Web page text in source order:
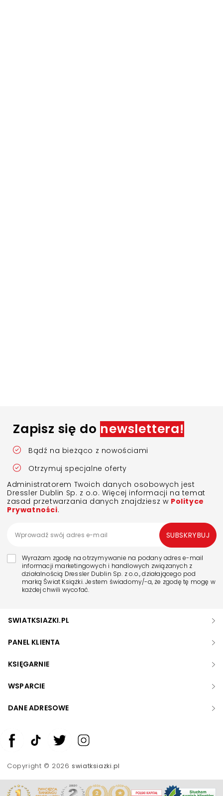
Zapisz się do newslettera!
Bądź na bieżąco z nowościami
Otrzymuj specjalne oferty
Administratorem Twoich danych osobowych jest
Dressler Dublin Sp. z o.o. Więcej informacji na temat
zasad przetwarzania danych znajdziesz w Polityce
Prywatności.
Wyrażam zgodę na otrzymywanie na podany adres e-mail
informacji marketingowych i handlowych związanych z
działalnością Dressler Dublin Sp. z o.o., działającego pod
marką Świat Książki. Jestem świadomy/-a, że zgodę tę mogę w
każdej chwili wycofać.
SUBSKRYBUJ
SWIATKSIAZKI.PL
PANEL KLIENTA
KSIĘGARNIE
WSPARCIE
DANE ADRESOWE
Copyright © 2026swiatksiazki.pl
Zwiększ rozmiar czcionki
Skala szarości